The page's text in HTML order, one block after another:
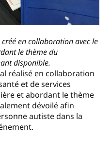
en collaboration avec le
le thème du
disponible.
réalisé en collaboration
et de services
et abordant le thème
dévoilé afin
autiste dans la